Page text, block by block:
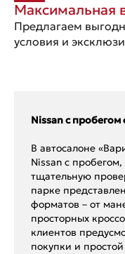
Максимальная
Предлагаем
условия и
Nissan с пробегом
В автосалоне
Nissan с
тщательную
парке
форматов – от
просторных
клиентов
покупки и